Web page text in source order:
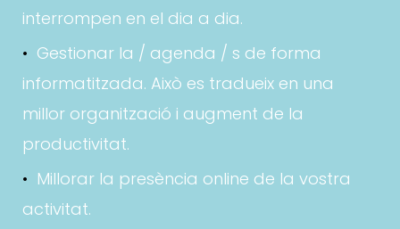
interrompen en el dia a dia.
Gestionar la / agenda / s de forma
informatitzada. Això es tradueix en una
millor organització i augment de la
productivitat.
Millorar la presència online de la vostra
activitat.